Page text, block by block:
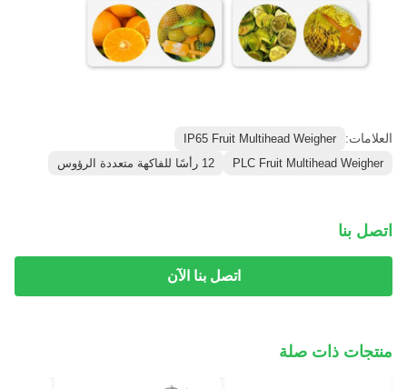
العلامات:
IP65 Fruit Multihead Weigher
PLC Fruit Multihead Weigher
12 رأسًا للفاكهة متعددة الرؤوس
اتصل بنا
اتصل بنا الآن
منتجات ذات صلة